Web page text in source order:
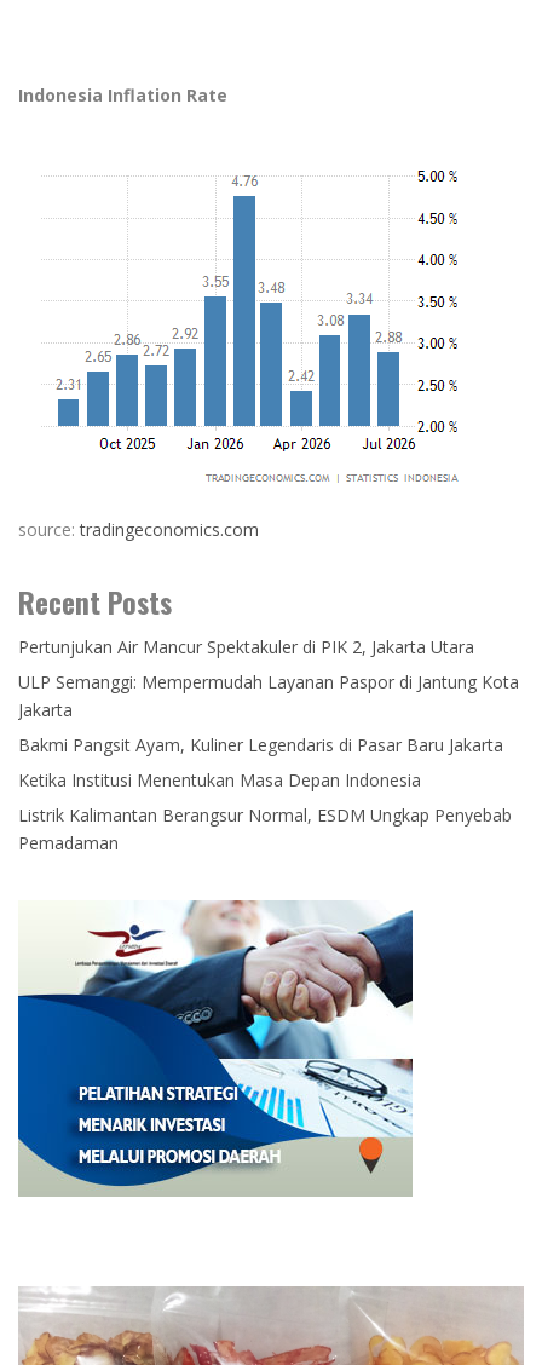
Indonesia Inflation Rate
source:tradingeconomics.com
Recent Posts
Pertunjukan Air Mancur Spektakuler di PIK 2, Jakarta Utara
ULP Semanggi: Mempermudah Layanan Paspor di Jantung Kota
Jakarta
Bakmi Pangsit Ayam, Kuliner Legendaris di Pasar Baru Jakarta
Ketika Institusi Menentukan Masa Depan Indonesia
Listrik Kalimantan Berangsur Normal, ESDM Ungkap Penyebab
Pemadaman